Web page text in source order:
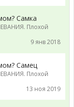
Самка
Плохой
9 янв 2018
Самец
Плохой
13 ноя 2019